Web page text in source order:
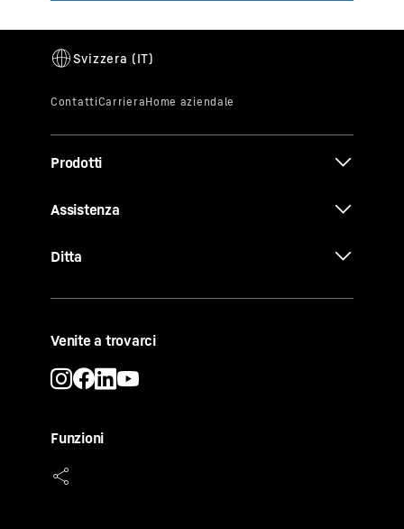
Prodotti
Assistenza
Ditta
Venite a trovarci
Funzioni